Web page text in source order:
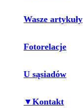
Wasze artykuły
Fotorelacje
U sąsiadów
▼Kontakt